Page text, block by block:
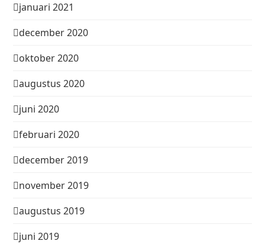
januari 2021
december 2020
oktober 2020
augustus 2020
juni 2020
februari 2020
december 2019
november 2019
augustus 2019
juni 2019